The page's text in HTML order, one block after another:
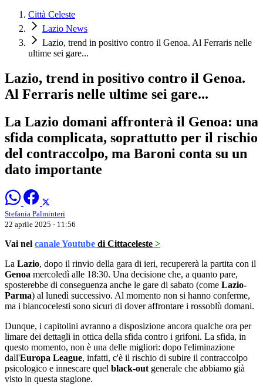
Città Celeste
Lazio News
Lazio, trend in positivo contro il Genoa. Al Ferraris nelle
ultime sei gare...
Lazio, trend in positivo contro il Genoa.
Al Ferraris nelle ultime sei gare...
La Lazio domani affronterà il Genoa: una
sfida complicata, soprattutto per il rischio
del contraccolpo, ma Baroni conta su un
dato importante
Stefania Palminteri
22 aprile 2025 - 11:56
Vai nel canale Youtube di Cittaceleste >
La Lazio, dopo il rinvio della gara di ieri, recupererà la partita con il
Genoa mercoledì alle 18:30. Una decisione che, a quanto pare,
sposterebbe di conseguenza anche le gare di sabato (come Lazio-
Parma) al lunedì successivo. Al momento non si hanno conferme,
ma i biancocelesti sono sicuri di dover affrontare i rossoblù domani.
Dunque, i capitolini avranno a disposizione ancora qualche ora per
limare dei dettagli in ottica della sfida contro i grifoni. La sfida, in
questo momento, non è una delle migliori: dopo l'eliminazione
dall'Europa League, infatti, c'è il rischio di subire il contraccolpo
psicologico e innescare quel black-out generale che abbiamo già
visto in questa stagione.